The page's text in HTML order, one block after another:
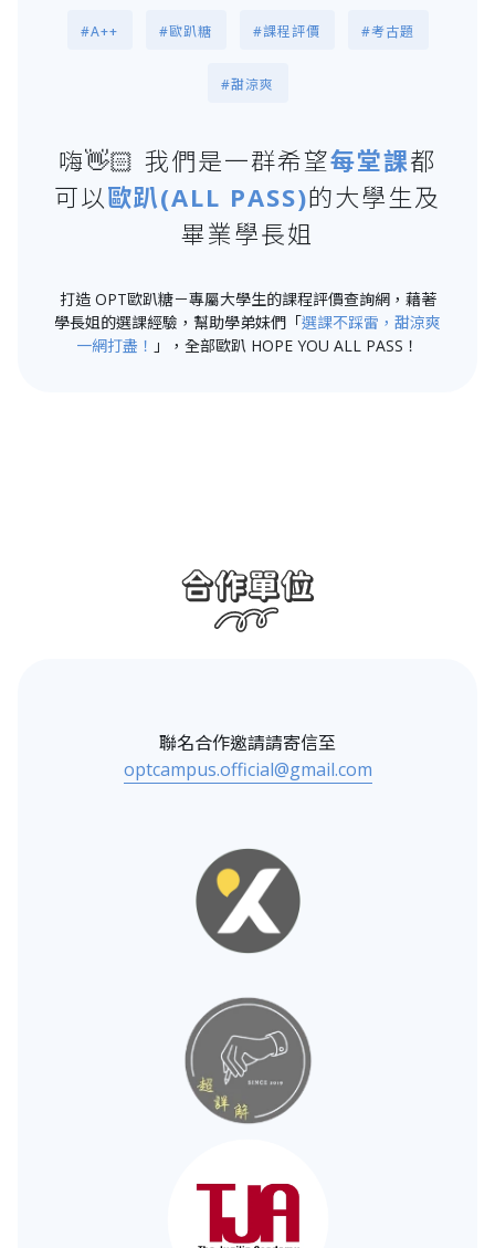
#A++ #歐趴糖 #課程評價 #考古題
#甜涼爽
嗨👋🏻 我們是一群希望每堂課都
可以歐趴(ALL PASS)的大學生及
畢業學長姐
打造 OPT歐趴糖－專屬大學生的課程評價查詢網，藉著
學長姐的選課經驗，幫助學弟妹們「選課不踩雷，甜涼爽
一網打盡！ 」，全部歐趴 HOPE YOU ALL PASS！
聯名合作邀請請寄信至
optcampus.official@gmail.com